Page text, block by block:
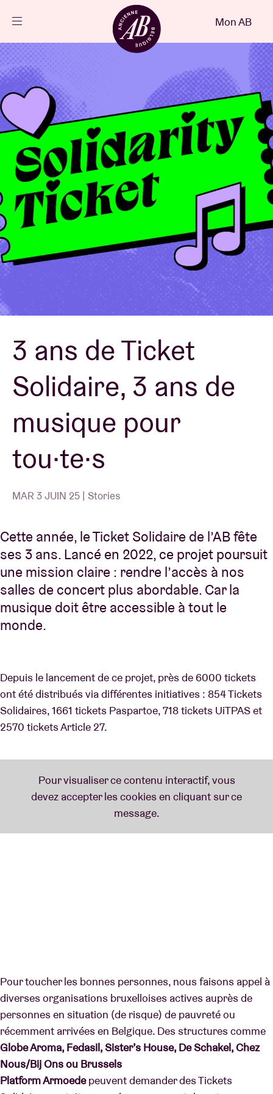
FR
Agenda
Projets
Actualités
Infos visiteurs
AB ❤ you
Location de salles
BRDCST
ABtv
Chèque-concert
À propos de l'AB
Contact
Mon AB
3 ans de Ticket
Solidaire, 3 ans de
musique pour
tou·te·s
MAR 3 JUIN 25 | Stories
Cette année, le Ticket Solidaire de l’AB fête
ses 3 ans. Lancé en 2022, ce projet poursuit
une mission claire : rendre l’accès à nos
salles de concert plus abordable. Car la
musique doit être accessible à tout le
monde.
Depuis le lancement de ce projet, près de 6000 tickets
ont été distribués via différentes initiatives : 854 Tickets
Solidaires, 1661 tickets Paspartoe, 718 tickets UiTPAS et
2570 tickets Article 27.
Pour toucher les bonnes personnes, nous faisons appel à
diverses organisations bruxelloises actives auprès de
personnes en situation (de risque) de pauvreté ou
récemment arrivées en Belgique. Des structures comme
Globe Aroma, Fedasil, Sister’s House, De Schakel, Chez
Nous/Bij Ons ou Brussels
Platform Armoedepeuvent demander des Tickets